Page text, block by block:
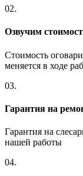
02.
Озвучим
Стоимость
меняется в ходе
03.
Гарантия на
Гарантия на
нашей работы
04.